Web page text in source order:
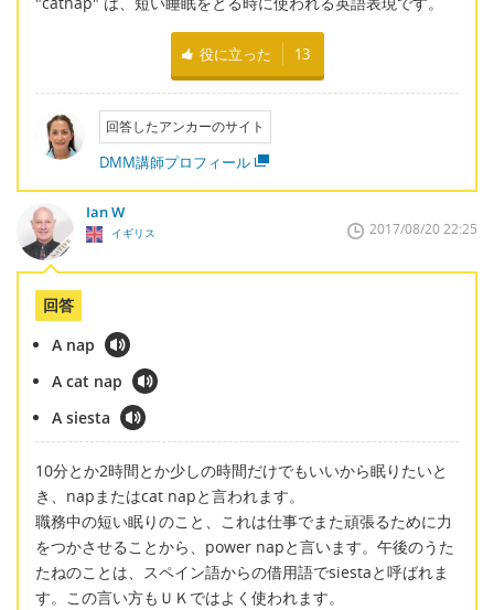
役に立った 13
回答したアンカーのサイト
DMM講師プロフィール
Ian W
イギリス 2017/08/20 22:25
回答
A nap
A cat nap
A siesta
10分とか2時間とか少しの時間だけでもいいから眠りたいと
き、napまたはcat napと言われます。
職務中の短い眠りのこと、これは仕事でまた頑張るために力
をつかさせることから、power napと言います。午後のうた
たねのことは、スペイン語からの借用語でsiestaと呼ばれま
す。この言い方もＵＫではよく使われます。